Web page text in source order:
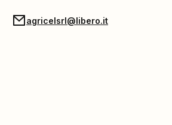
agricelsrl@libero.it